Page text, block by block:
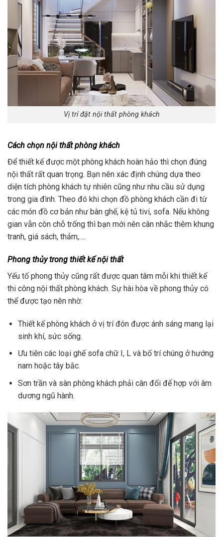
Vị trí đặt nội thất phòng khách
Cách chọn nội thất phòng khách
Để thiết kế được một phòng khách hoàn hảo thì chọn đúng
nội thất rất quan trọng. Bạn nên xác định chúng dựa theo
diện tích phòng khách tự nhiên cũng như nhu cầu sử dụng
trong gia đình. Theo đó khi chọn đồ phòng khách cần đi từ
các món đồ cơ bản như bàn ghế, kệ tủ tivi, sofa. Nếu không
gian vẫn còn chỗ trống thì bạn mới nên cân nhắc thêm khung
tranh, giá sách, thảm,….
Phong thủy trong thiết kế nội thất
Yếu tố phong thủy cũng rất được quan tâm mỗi khi thiết kế
thi công nội thất phòng khách. Sự hài hòa về phong thủy có
thể được tạo nên nhờ:
Thiết kế phòng khách ở vị trí đón được ánh sáng mang lại
sinh khí, sức sống.
Ưu tiên các loại ghế sofa chữ I, L và bố trí chúng ở hướng
nam hoặc tây bắc.
Sơn trần và sàn phòng khách phải cân đối để hợp với âm
dương ngũ hành.